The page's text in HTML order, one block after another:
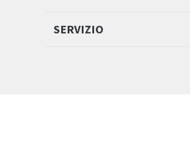
SERVIZIO